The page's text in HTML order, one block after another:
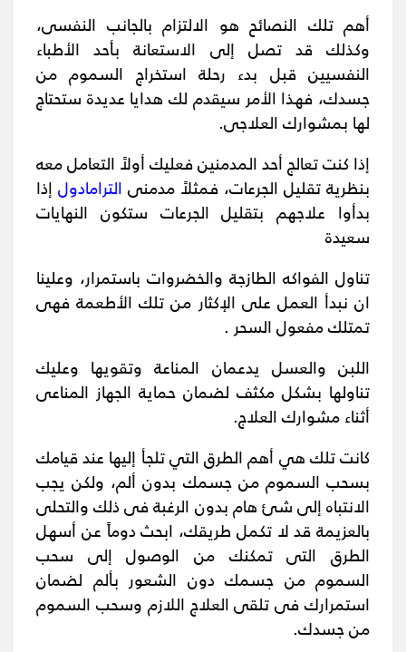
أهم تلك النصائح هو الالتزام بالجانب النفسى،
وكذلك قد تصل إلى الاستعانة بأحد الأطباء
النفسيين قبل بدء رحلة استخراج السموم من
جسدك، فهذا الأمر سيقدم لك هدايا عديدة ستحتاج
لها بمشوارك العلاجى.
إذا كنت تعالج أحد المدمنين فعليك أولاً التعامل معه
بنظرية تقليل الجرعات، فمثلاً مدمنى الترامادول إذا
بدأوا علاجهم بتقليل الجرعات ستكون النهايات
سعيدة
تناول الفواكه الطازجة والخضروات باستمرار، وعلينا
ان نبدأ العمل على الإكثار من تلك الأطعمة فهى
تمتلك مفعول السحر .
اللبن والعسل يدعمان المناعة وتقويها وعليك
تناولها بشكل مكثف لضمان حماية الجهاز المناعى
أثناء مشوارك العلاج.
كانت تلك هي أهم الطرق التي تلجأ إليها عند قيامك
بسحب السموم من جسمك بدون ألم، ولكن يجب
الانتباه إلى شئ هام بدون الرغبة فى ذلك والتحلى
بالعزيمة قد لا تكمل طريقك، ابحث دوماً عن أسهل
الطرق التى تمكنك من الوصول إلى سحب
السموم من جسمك دون الشعور بألم لضمان
استمرارك فى تلقى العلاج اللازم وسحب السموم
من جسدك.